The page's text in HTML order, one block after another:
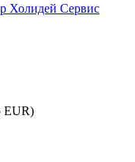
Холидей Сервис
EUR)